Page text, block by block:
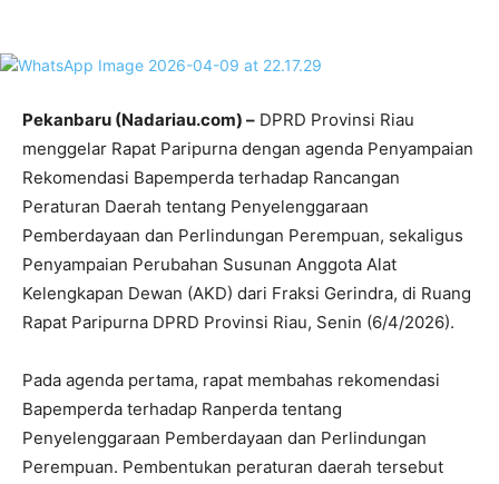
Pekanbaru (Nadariau.com) – DPRD Provinsi Riau
menggelar Rapat Paripurna dengan agenda Penyampaian
Rekomendasi Bapemperda terhadap Rancangan
Peraturan Daerah tentang Penyelenggaraan
Pemberdayaan dan Perlindungan Perempuan, sekaligus
Penyampaian Perubahan Susunan Anggota Alat
Kelengkapan Dewan (AKD) dari Fraksi Gerindra, di Ruang
Rapat Paripurna DPRD Provinsi Riau, Senin (6/4/2026).
Pada agenda pertama, rapat membahas rekomendasi
Bapemperda terhadap Ranperda tentang
Penyelenggaraan Pemberdayaan dan Perlindungan
Perempuan. Pembentukan peraturan daerah tersebut